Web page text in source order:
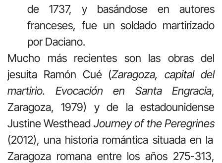
de 1737, y basándose en autores
franceses, fue un soldado martirizado
por Daciano.
Mucho más recientes son las obras del
jesuita Ramón Cué (Zaragoza,capital del
martirio. Evocación en Santa Engracia,
Zaragoza, 1979)
y de la estadounidense
Justine Westhead Journey of the Peregrines
(2012), una historia romántica situada en la
Zaragoza romana entre los años 275-313,